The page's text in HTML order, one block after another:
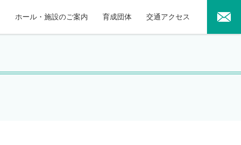
ホール・施設のご案内 育成団体 交通アクセス